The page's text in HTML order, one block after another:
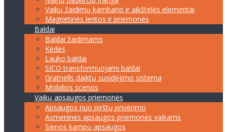
Vaikų žaidimų kambario ir aikštelės elementai
Magnetinės lentos ir priemonės
Baldai
Baldai žaidimams
Kėdės
Lauko baldai
SICO transformuojami baldai
Gratnells daiktų susidėjimo sistema
Mobilios scenos
Vaikų apsaugos priemonės
Apsaugos nuo pirštų privėrimo
Asmeninės apsaugos priemonės vaikams
Sienos kampų apsaugos